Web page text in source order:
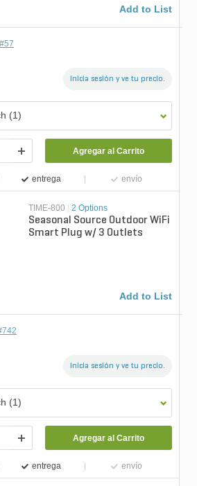
Add to List
Inicia sesión y ve tu precio.
(1)
Agregar al Carrito
entrega envío
TIME-800 | 2 Options
Seasonal Source Outdoor WiFi
Smart Plug w/ 3 Outlets
Add to List
Inicia sesión y ve tu precio.
(1)
Agregar al Carrito
entrega envío